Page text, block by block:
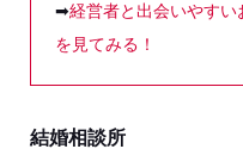
➡経営者と出会いやすい
を見てみる！
結婚相談所